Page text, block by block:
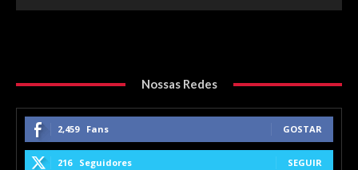
Nossas Redes
2,459 Fans GOSTAR
216 Seguidores SEGUIR